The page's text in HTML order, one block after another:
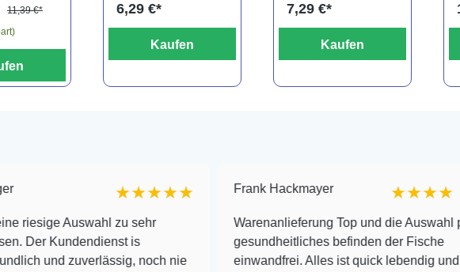
11,39 €*
6,29 €*
Kaufen
7,29 €*
Kaufen
★★★★★
zu sehr
is
zuverlässig, noch nie
Frank Hackmayer ★★★★
Warenanlieferung Top und die Auswahl plus
gesundheitliches befinden der Fische
einwandfrei. Alles ist quick lebendig und im super